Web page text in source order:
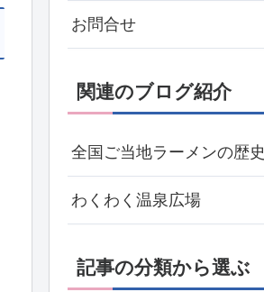
お問合せ
関連のブログ紹介
全国ご当地ラーメンの歴史
わくわく温泉広場
記事の分類から選ぶ